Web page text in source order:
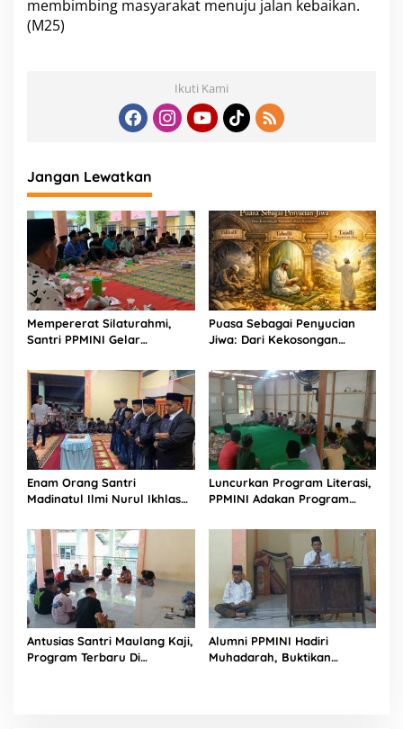
membimbing masyarakat menuju jalan kebaikan.
(M25)
Ikuti Kami
Jangan Lewatkan
Mempererat Silaturahmi,
Santri PPMINI Gelar
Bersama Ramadhan 1447 H
Puasa Sebagai Penyucian
Jiwa: Dari Kekosongan
Enam Orang Santri
Madinatul Ilmi Nurul Ikhlas
Luncurkan Program Literasi,
PPMINI Adakan Program
Antusias Santri Maulang Kaji,
Program Terbaru Di
Alumni PPMINI Hadiri
Muhadarah, Buktikan